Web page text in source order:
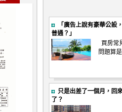
「廣告上說有豪華公設
普通？」
買房常
問題算
只是出差了一個月，回
了？